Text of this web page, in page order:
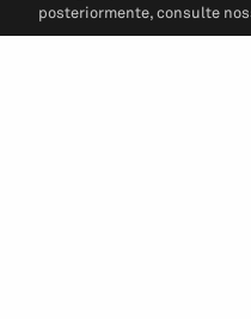
posteriormente, consulte